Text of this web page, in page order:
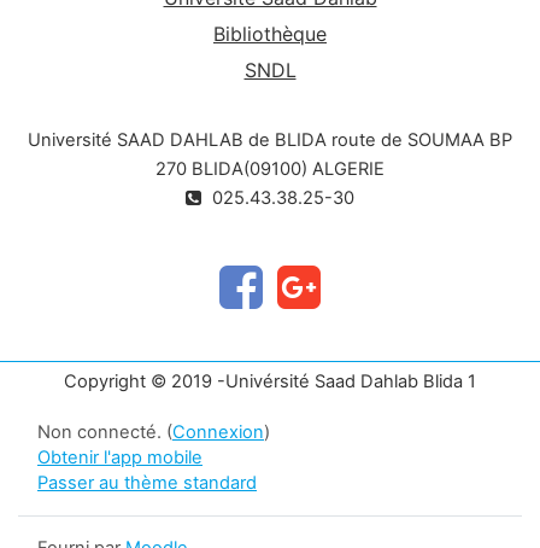
Bibliothèque
SNDL
Université SAAD DAHLAB de BLIDA route de SOUMAA BP
270 BLIDA(09100) ALGERIE
025.43.38.25-30
Copyright © 2019 -Univérsité Saad Dahlab Blida 1
Non connecté. (Connexion)
Obtenir l'app mobile
Passer au thème standard